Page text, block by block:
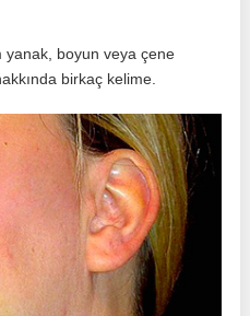
yanak, boyun veya çene
birkaç kelime.